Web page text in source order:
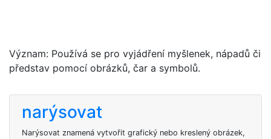
Význam: Používá se pro vyjádření myšlenek, nápadů či
představ pomocí obrázků, čar a symbolů.
narýsovat
Narýsovat znamená vytvořit grafický nebo kreslený obrázek,